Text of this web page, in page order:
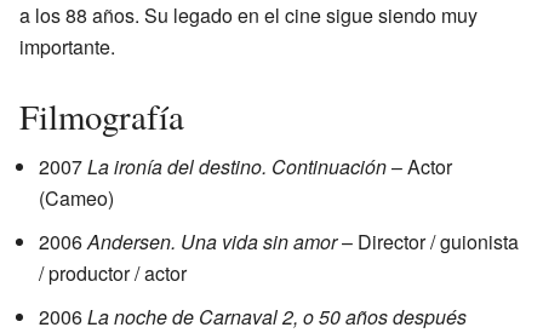
a los 88 años. Su legado en el cine sigue siendo muy
importante.
Filmografía
2007La ironía del destino. Continuación– Actor
(Cameo)
2006Andersen. Una vida sin amor– Director / guionista
/ productor / actor
2006La noche de Carnaval 2, o 50 años después